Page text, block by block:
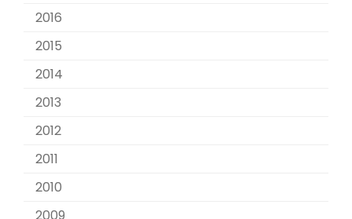
2016
2015
2014
2013
2012
2011
2010